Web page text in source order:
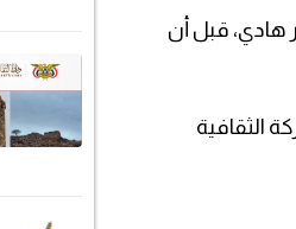
هادي، قبل أن
الثقافية